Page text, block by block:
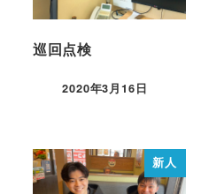
巡回点検
2020年3月16日
新人